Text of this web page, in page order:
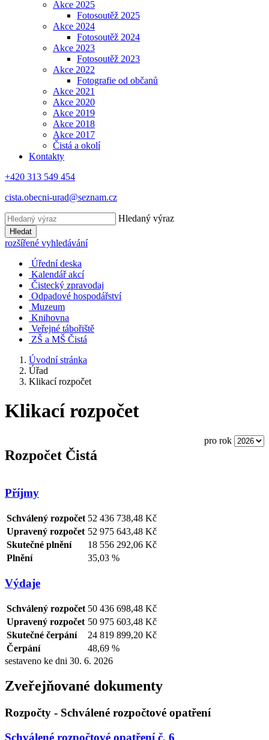
Akce 2025
Fotosoutěž 2025
Akce 2024
Fotosoutěž 2024
Akce 2023
Fotosoutěž 2023
Akce 2022
Fotografie od občanů
Akce 2021
Akce 2020
Akce 2019
Akce 2018
Akce 2017
Čistá a okolí
Kontakty
+420 313 549 454
cista.obecni-urad@seznam.cz
Hledaný výraz
Hledat
rozšířené vyhledávání
Úřední deska
Kalendář akcí
Čistecký zpravodaj
Odpadové hospodářství
Muzeum
Knihovna
Veřejné tábořiště
ZŠ a MŠ Čistá
Úvodní stránka
Úřad
Klikací rozpočet
Klikací rozpočet
pro rok
Rozpočet Čistá
Příjmy
Schválený rozpočet 52 436 738,48 Kč
Upravený rozpočet 52 975 643,48 Kč
Skutečné plnění
18 556 292,06 Kč
Plnění
35,03 %
Výdaje
Schválený rozpočet 50 436 698,48 Kč
Upravený rozpočet 50 975 603,48 Kč
Skutečné čerpání
24 819 899,20 Kč
Čerpání
48,69 %
sestaveno ke dni 30. 6. 2026
Zveřejňované dokumenty
Rozpočty - Schválené rozpočtové opatření
Schválené rozpočtové opatření č. 6